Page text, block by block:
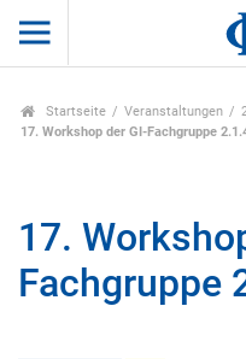
Startseite Veranstaltungen
17. Workshop der GI-Fachgruppe
17.
Fachgruppe